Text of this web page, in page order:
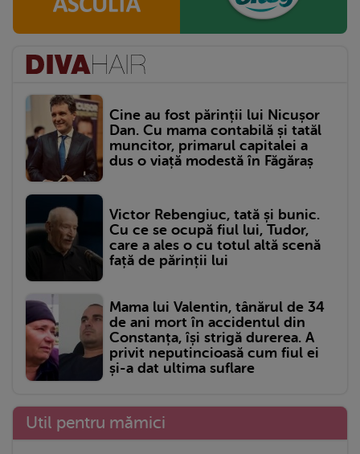
Cine au fost părinții lui Nicușor
Dan. Cu mama contabilă și tatăl
muncitor, primarul capitalei a
dus o viață modestă în Făgăraș
Victor Rebengiuc, tată și bunic.
Cu ce se ocupă fiul lui, Tudor,
care a ales o cu totul altă scenă
față de părinții lui
Mama lui Valentin, tânărul de 34
de ani mort în accidentul din
Constanța, își strigă durerea. A
privit neputincioasă cum fiul ei
și-a dat ultima suflare
Util pentru mămici